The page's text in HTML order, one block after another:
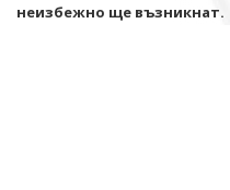
неизбежно ще възникнат.